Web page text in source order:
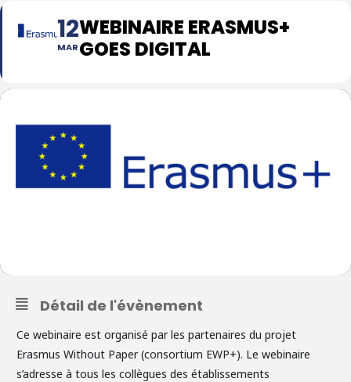
12
MAR
WEBINAIRE ERASMUS+
GOES DIGITAL
Détail de l'évènement
Ce webinaire est organisé par les partenaires du projet
Erasmus Without Paper (consortium EWP+). Le webinaire
s’adresse à tous les collègues des établissements